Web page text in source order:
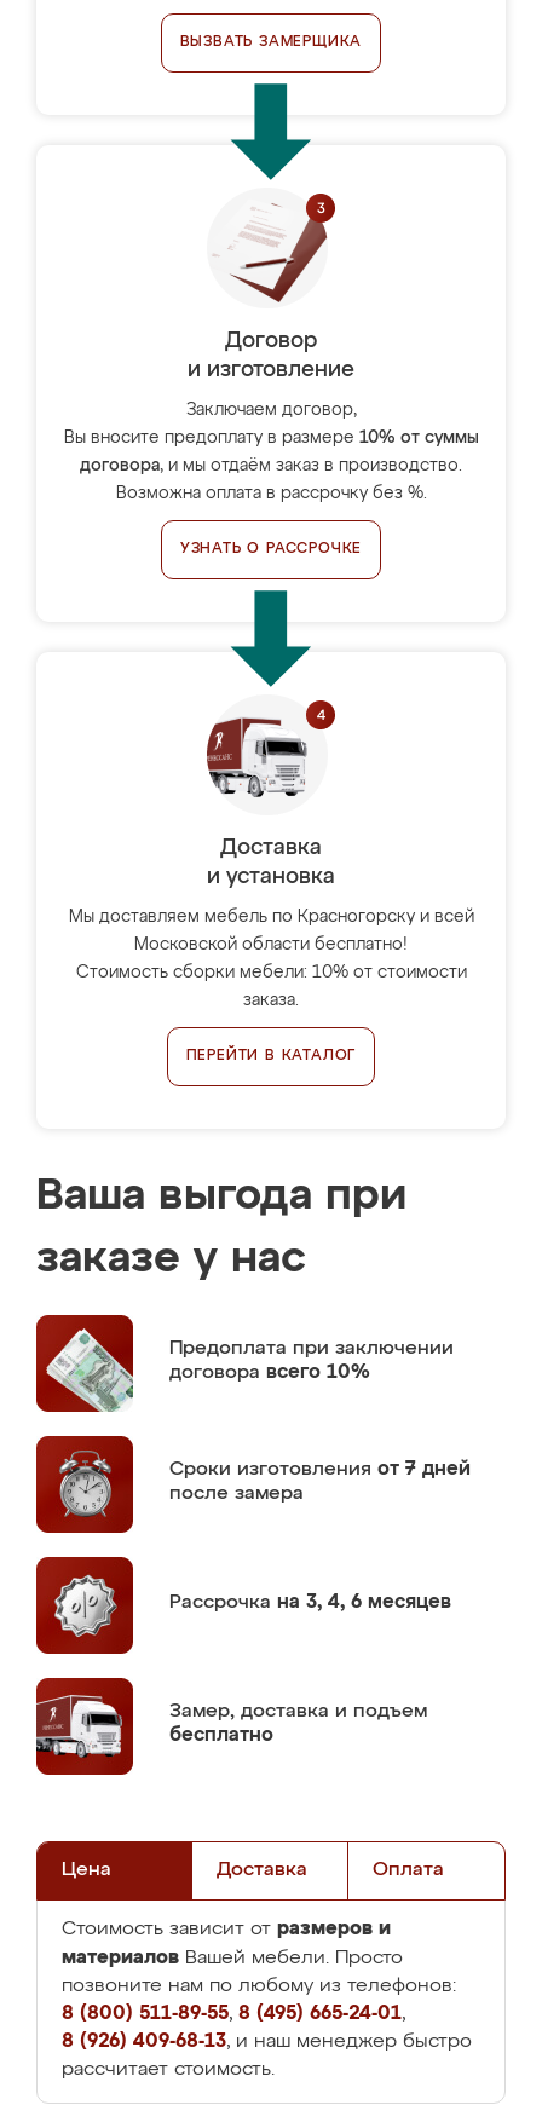
ВЫЗВАТЬ ЗАМЕРЩИКА
Договор
и изготовление
Заключаем договор,
Вы вносите предоплату в размере 10% от суммы
договора, и мы отдаём заказ в производство.
Возможна оплата в рассрочку без %.
УЗНАТЬ О РАССРОЧКЕ
Доставка
и установка
Мы доставляем мебель по Красногорску и всей
Московской области бесплатно!
Стоимость сборки мебели: 10% от стоимости
заказа.
ПЕРЕЙТИ В КАТАЛОГ
Ваша выгода при
заказе у нас
Предоплата при заключении
договора всего 10%
Сроки изготовления от 7 дней
после замера
Рассрочка на 3, 4, 6 месяцев
Замер, доставка и подъем
бесплатно
Цена Доставка Оплата
Стоимость зависит от размеров и
материалов Вашей мебели. Просто
позвоните нам по любому из телефонов:
8 (800) 511-89-55, 8 (495) 665-24-01,
8 (926) 409-68-13, и наш менеджер быстро
рассчитает стоимость.